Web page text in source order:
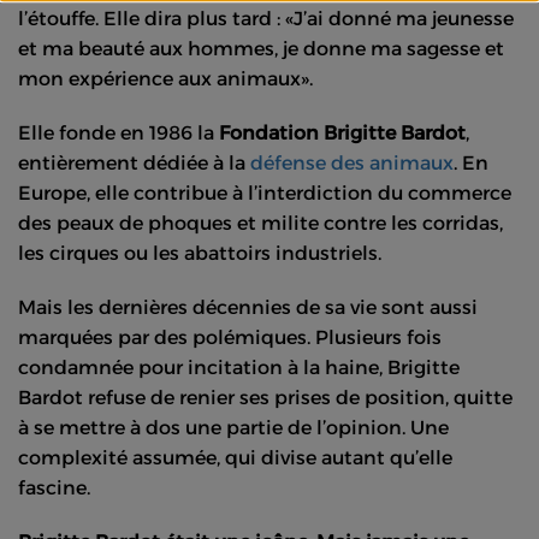
l’étouffe. Elle dira plus tard : J’ai donné ma jeunesse
et ma beauté aux hommes, je donne ma sagesse et
mon expérience aux animaux .
Elle fonde en 1986 la Fondation Brigitte Bardot,
entièrement dédiée à la défense des animaux. En
Europe, elle contribue à l’interdiction du commerce
des peaux de phoques et milite contre les corridas,
les cirques ou les abattoirs industriels.
Mais les dernières décennies de sa vie sont aussi
marquées par des polémiques. Plusieurs fois
condamnée pour incitation à la haine, Brigitte
Bardot refuse de renier ses prises de position, quitte
à se mettre à dos une partie de l’opinion. Une
complexité assumée, qui divise autant qu’elle
fascine.